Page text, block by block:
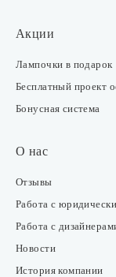
Акции
Лампочки в подарок
Бесплатный проект
Бонусная система
О нас
Отзывы
Работа с
Работа с
Новости
История компании